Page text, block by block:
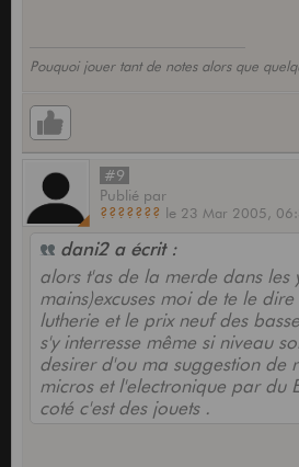
Pouquoi jouer tant de notes alors que
#9
Publié par
??????? le 23 Mar 2005,
dani2 a écrit :
alors t'as de la merde dans les
mains)excuses moi de te le
lutherie et le prix neuf des
s'y interresse même si niveau
desirer d'ou ma suggestion de
micros et l'electronique par du
coté c'est des jouets .